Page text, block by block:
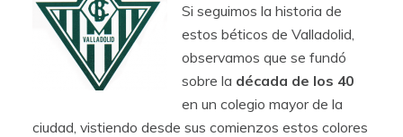
Si seguimos la historia de
estos béticos de Valladolid,
observamos que se fundó
sobre la década de los 40
en un colegio mayor de la
ciudad, vistiendo desde sus comienzos estos colores